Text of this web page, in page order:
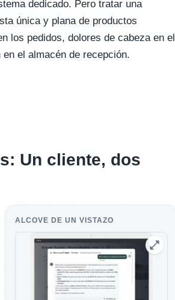
dedicado. Pero tratar una
única y plana de productos
los pedidos, dolores de cabeza en el
el almacén de recepción.
Un cliente, dos
ALCOVE DE UN VISTAZO